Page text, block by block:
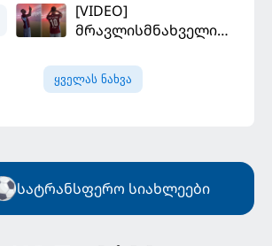
კატალონიელთა
მთავარ მწვრთნელს
[VIDEO]
მრავლისმნახველი
ჩააგდეს - რა
ხდებოდა ტრაბზონში
ყველას ნახვა
სატრანსფერო სიახლეები